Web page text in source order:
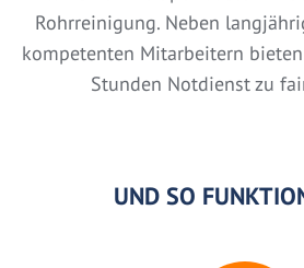
Rohrreinigung. Neben
kompetenten Mitarbeitern
Stunden Notdienst zu
UND SO